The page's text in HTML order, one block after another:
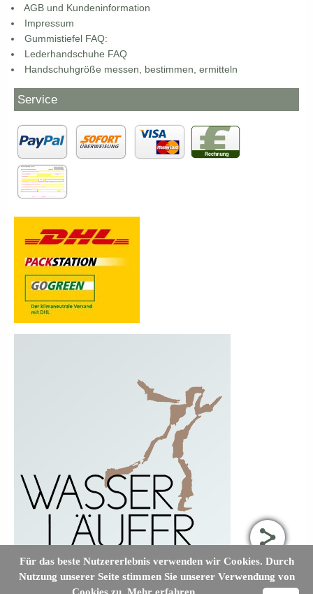
Für das beste Nutzererlebnis verwenden wir Cookies. Durch
Nutzung unserer Seite stimmen Sie unserer Verwendung von
AGB und Kundeninformation
Impressum
Gummistiefel FAQ:
Lederhandschuhe FAQ
Handschuhgröße messen, bestimmen, ermitteln
Service